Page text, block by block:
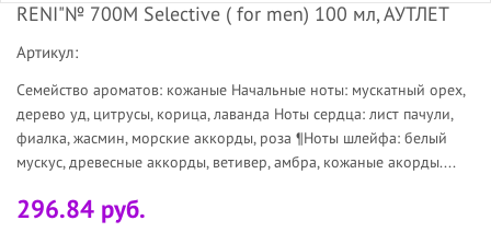
RENI"№ 700M Selective ( for men) 100 мл, АУТЛЕТ
Артикул:
Семейство ароматов: кожаные Начальные ноты: мускатный орех,
дерево уд, цитрусы, корица, лаванда Ноты сердца: лист пачули,
фиалка, жасмин, морские аккорды, роза ¶Ноты шлейфа: белый
мускус, древесные аккорды, ветивер, амбра, кожаные акорды....
296.84 руб.